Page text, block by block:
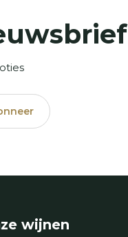
wijnen